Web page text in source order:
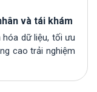
và tái khám
hóa dữ liệu, tối ưu
cao trải nghiệm